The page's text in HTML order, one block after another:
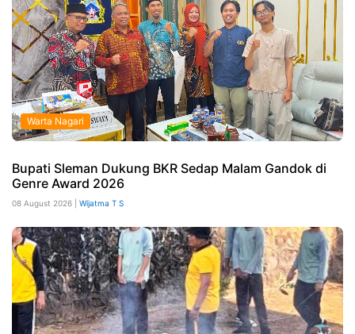
Warta Nagari
Bupati Sleman Dukung BKR Sedap Malam Gandok di
Genre Award 2026
08 August 2026 | Wijatma T S